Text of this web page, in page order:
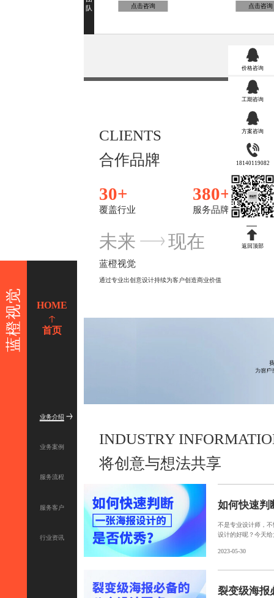
蓝橙视觉 HOME
首页
业务介绍
业务案例
服务流程
服务客户
行业资讯
价格咨询
工期咨询
方案咨询
18140119082
返回顶部
点击咨询 点击咨询
CLIENTS
合作品牌
30+
覆盖行业
380+
服务品牌
未来 现在
蓝橙视觉
通过专业出创意设计持续为客户创造商业价值
INDUSTRY
将创意与想法共享
不是专业设计师，
设计的好呢？今天
2023-05-30